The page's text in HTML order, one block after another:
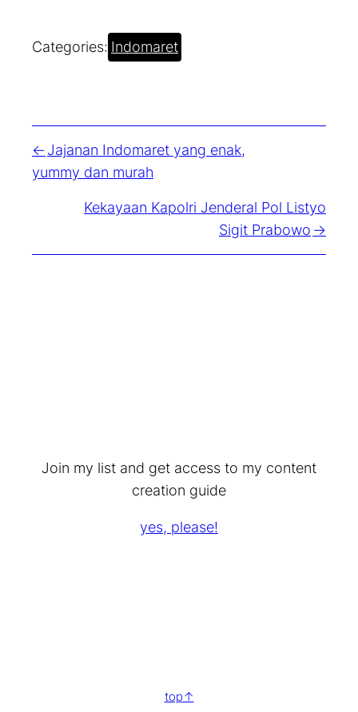
Categories: Indomaret
Jajanan Indomaret yang enak,
yummy dan murah
Kekayaan Kapolri Jenderal Pol Listyo
Sigit Prabowo
Join my list and get access to my content
creation guide
yes, please!
top